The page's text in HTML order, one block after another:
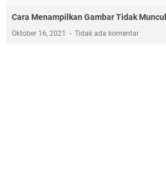
Cara Menampilkan Gambar Tidak
Oktober 16, 2021 Tidak ada komentar